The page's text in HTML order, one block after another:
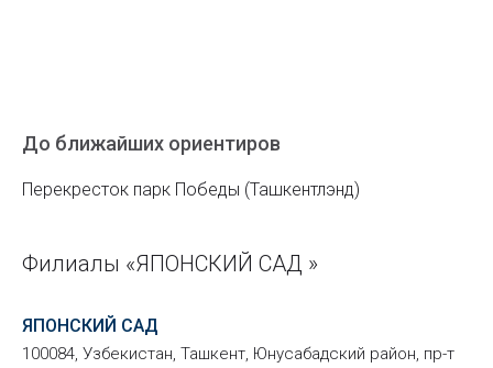
До ближайших ориентиров
Перекресток парк Победы (Ташкентлэнд)
Филиалы «ЯПОНСКИЙ САД »
ЯПОНСКИЙ САД
100084, Узбекистан, Ташкент, Юнусабадский район, пр-т